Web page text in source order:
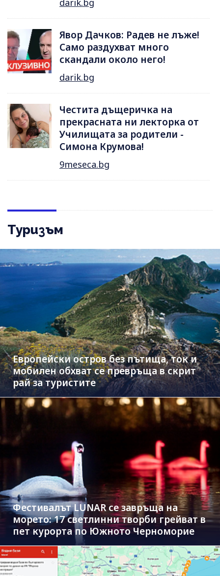
Явор Дачков: Радев не лъже!
Само раздухват много
скандали около него!
darik.bg
Честита дъщеричка на
прекрасната ни лекторка от
Училищата за родители -
Симона Крумова!
9meseca.bg
Туризъм
Европейски остров без пътища, ток и
мобилен обхват се превръща в скрит
рай за туристите
Фестивалът LUNAR се завръща на
морето: 17 светлинни творби грейват в
пет курорта по Южното Черноморие